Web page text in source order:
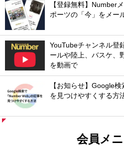
【登録無料】Number
ポーツの「今」をメー
YouTubeチャンネル登
ールや陸上、バスケ、
を動画で
【お知らせ】Google
を見つけやすくする方
会員メ